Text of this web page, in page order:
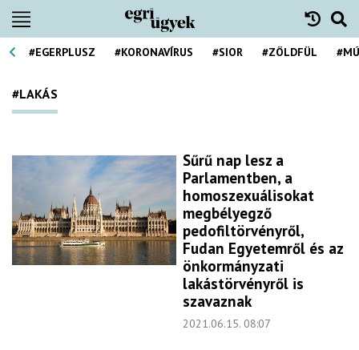
#EGERPLUSZ #KORONAVÍRUS #SIOR #ZÖLDFÜL
#LAKÁS
Sűrű nap lesz a
Parlamentben, a
homoszexuálisokat
megbélyegző
pedofiltörvényről,
Fudan Egyetemről és az
önkormányzati
lakástörvényről is
szavaznak
2021.06.15. 08:07